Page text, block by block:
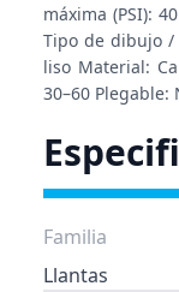
máxima (PSI):
Tipo de dibujo /
liso Material:
30–60 Plegable:
Familia
Llantas